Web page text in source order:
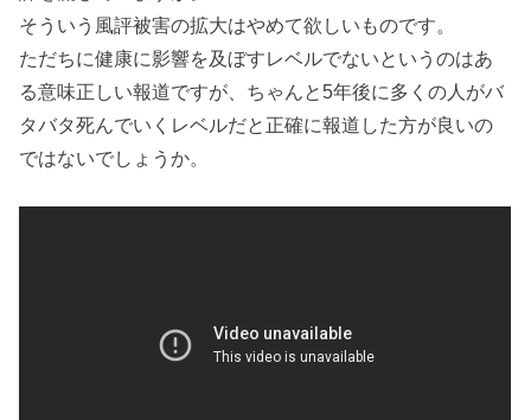
そういう風評被害の拡大はやめて欲しいものです。
ただちに健康に影響を及ぼすレベルでないというのはあ
る意味正しい報道ですが、ちゃんと5年後に多くの人がバ
タバタ死んでいくレベルだと正確に報道した方が良いの
ではないでしょうか。